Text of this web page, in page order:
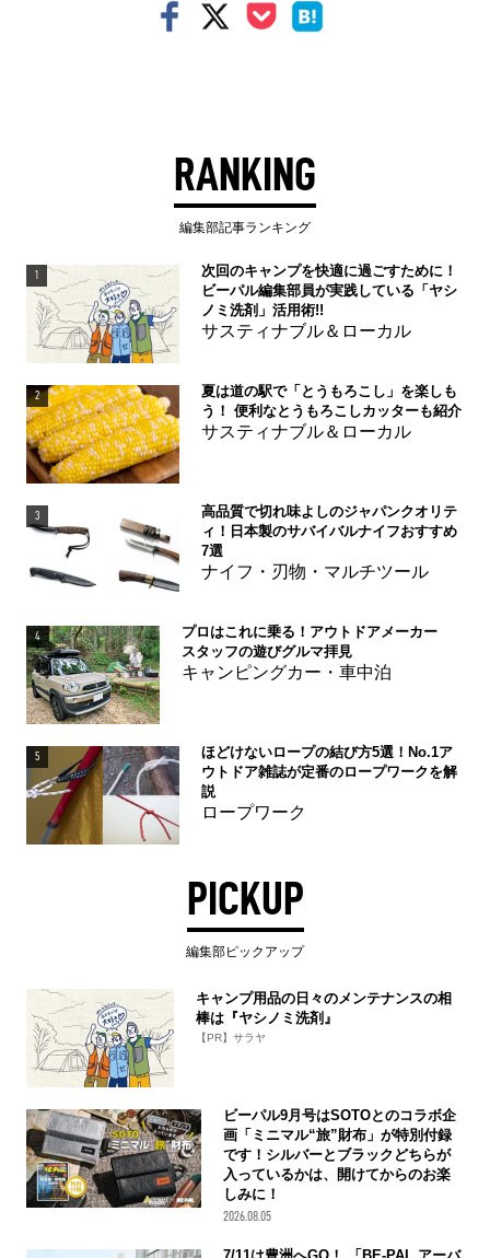
RANKING
編集部記事ランキング
1
次回のキャンプを快適に過ごすために！
ビーパル編集部員が実践している「ヤシ
ノミ洗剤」活用術!!
サスティナブル＆ローカル
2
夏は道の駅で「とうもろこし」を楽しも
う！ 便利なとうもろこしカッターも紹介
サスティナブル＆ローカル
3
高品質で切れ味よしのジャパンクオリテ
ィ！日本製のサバイバルナイフおすすめ
7選
ナイフ・刃物・マルチツール
4
プロはこれに乗る！アウトドアメーカー
スタッフの遊びグルマ拝見
キャンピングカー・車中泊
5
ほどけないロープの結び方5選！No.1ア
ウトドア雑誌が定番のロープワークを解
説
ロープワーク
PICKUP
編集部ピックアップ
キャンプ用品の日々のメンテナンスの相
棒は『ヤシノミ洗剤』
【PR】サラヤ
ビーパル9月号はSOTOとのコラボ企
画「ミニマル“旅”財布」が特別付録
です！シルバーとブラックどちらが
入っているかは、開けてからのお楽
しみに！
2026.08.05